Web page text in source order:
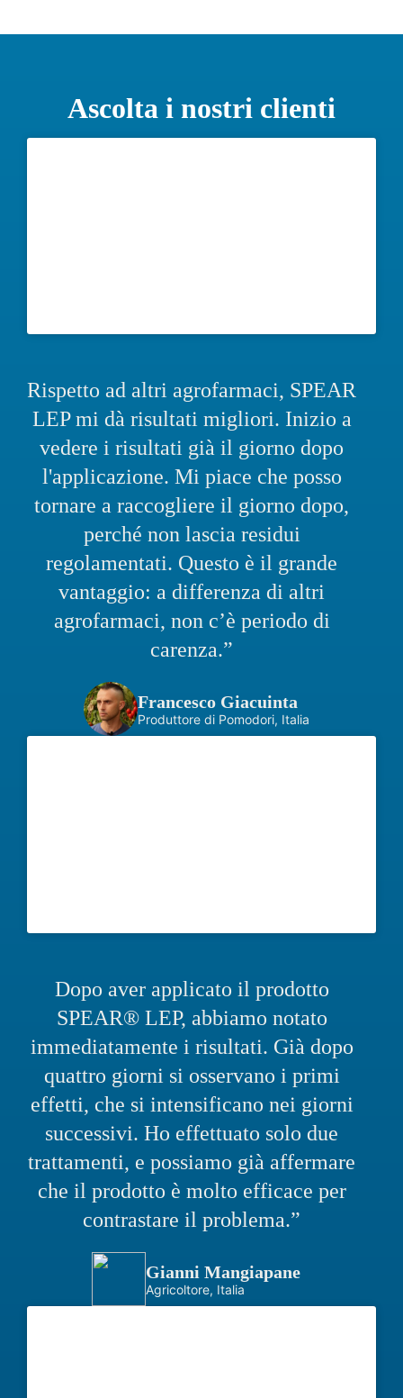
Ascolta i nostri clienti
Rispetto ad altri agrofarmaci, SPEAR
LEP mi dà risultati migliori. Inizio a
vedere i risultati già il giorno dopo
l'applicazione. Mi piace che posso
tornare a raccogliere il giorno dopo,
perché non lascia residui
regolamentati. Questo è il grande
vantaggio: a differenza di altri
agrofarmaci, non c’è periodo di
carenza.”
Francesco Giacuinta
Produttore di Pomodori, Italia
Dopo aver applicato il prodotto
SPEAR® LEP, abbiamo notato
immediatamente i risultati. Già dopo
quattro giorni si osservano i primi
effetti, che si intensificano nei giorni
successivi. Ho effettuato solo due
trattamenti, e possiamo già affermare
che il prodotto è molto efficace per
contrastare il problema.”
Gianni Mangiapane
Agricoltore, Italia